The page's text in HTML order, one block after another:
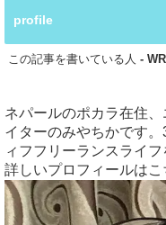
profile
この記事を書いている人 -
ネパールのポカラ在住
イターのみやちかです
ィフフリーランスライ
詳しいプロフィールはこ